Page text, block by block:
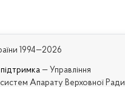
1994—2026
— Управління
Апарату Верховної Ради